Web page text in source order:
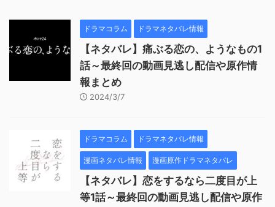
ドラマコラム ドラマネタバレ情報
【ネタバレ】痛ぶる恋の、ようなもの1
話～最終回の動画見逃し配信や原作情
報まとめ
2024/3/7
ドラマコラム ドラマネタバレ情報
漫画ネタバレ情報 漫画原作ドラマネタバレ
【ネタバレ】恋をするなら二度目が上
等1話～最終回の動画見逃し配信や原作